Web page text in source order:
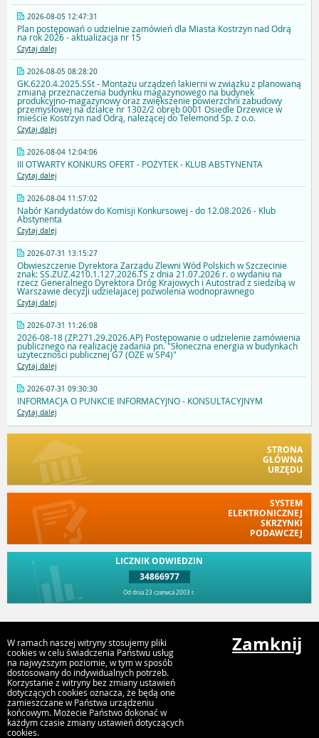
2026-08-05 12:47:31
Plan postępowań o udzielnie zamówień dla Miasta Kostrzyn nad Odrą
na rok 2026 - aktualizacja nr 15
Czytaj dalej
2026-08-05 08:28:20
GK.6220.4.2025.SSt - Montażu urządzeń lakierni w związku z planowaną
zmianą przeznaczenia budynku magazynowego na budynek
produkcyjno-magazynowy oraz zwiększenie powierzchni zabudowy
przemysłowej na działce nr 1302/2 obręb 0001 Osiedle Drzewice w
mieście Kostrzyn nad Odrą, należącej do Telemond Sp. z o.o.
Czytaj dalej
2026-08-04 12:04:06
III OTWARTY KONKURS OFERT - POŻYTEK - KLUB ABSTYNENTA
Czytaj dalej
2026-08-04 11:57:02
Nabór Kandydatów do Komisji Konkursowej - do 12.08.2026 - Klub
Abstynenta
Czytaj dalej
2026-07-31 13:15:27
Obwieszczenie Dyrektora Zarządu Zlewni Wód Polskich w Szczecinie
znak: SS.ZUZ.4210.1.127.2026.TS z dnia 21.07.2026 r. o wydaniu na
rzecz Generalnego Dyrektora Dróg Krajowych i Autostrad z siedzibą w
Warszawie decyzji udzielajacej pozwolenia wodnoprawnego
Czytaj dalej
2026-07-31 11:26:08
2026-08-18 (ZP.271.29.2026.AP) Postępowanie o udzielenie zamówienia
publicznego na realizację zadania pn. "Słoneczna energia w budynkach
użyteczności publicznej G7 (OZE w SP4)"
Czytaj dalej
2026-07-31 09:30:30
INFORMACJA O PUNKCIE INFORMACYJNO - KONSULTACYJNYM
Czytaj dalej
STRONA
GŁÓWNA
URZĘDU
SYSTEM
ELEKTRONICZNEJ
SKRZYNKI
PODAWCZEJ
LICZNIK ODWIEDZIN
34866977
Od dnia 23 czerwca 2003 r.
Urząd Miasta Kostrzyn n. Odrą
Graniczna 2, 66-470 Kostrzyn nad Odrą
W ramach naszej witryny stosujemy pliki
cookies w celu świadczenia Państwu usług
na najwyższym poziomie, w tym w sposób
dostosowany do indywidualnych potrzeb.
Korzystanie z witryny bez zmiany ustawień
dotyczących cookies oznacza, że będą one
zamieszczane w Państwa urządzeniu
końcowym. Możecie Państwo dokonać w
każdym czasie zmiany ustawień dotyczących
cookies.
Zamknij